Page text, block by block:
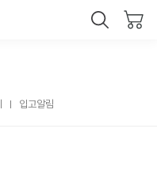
입고알림